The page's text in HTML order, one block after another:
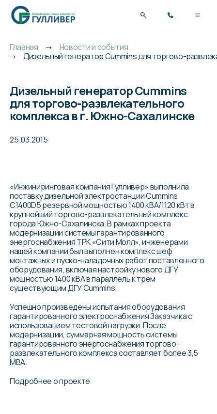
Главная
Новости и события
Дизельный генератор Cummins для торгово-
Дизельный генератор Cummins
для торгово-развлекательного
комплекса в г. Южно-Сахалинске
25.03.2015
«Инжиниринговая компания Гулливер» выполнила
поставкудизельной электростанции Cummins
C1400D5резервной мощностью 1400 кВА/1120 кВт в
крупнейший торгово-развлекательный комплекс
города Южно-Сахалинска. В рамках проекта
модернизации системы гарантированного
энергоснабжения ТРК «Сити Молл», инженерами
нашей компании был выполнен комплекс шеф
монтажных и пуско-наладочных работ поставленного
оборудования, включая настройку нового ДГУ
мощностью 1400 кВА в параллель к трем
существующим ДГУ Cummins.
Успешно произведены испытания оборудования
гарантированного электроснабжения Заказчика с
использованием тестовой нагрузки. После
модернизации, суммарная мощность системы
гарантированного энергоснабжения торгово-
развлекательного комплекса составляет более 3,5
МВА.
Подробнее о проекте